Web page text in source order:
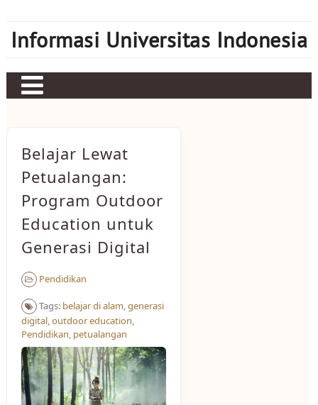
content
Informasi Universitas Indonesia
Sbobet
Mahjong Ways 2
Server Kamboja
Server Thailand
bonus new member
Belajar Lewat
Petualangan:
Program Outdoor
Education untuk
Generasi Digital
Pendidikan
Tags: belajar di alam,generasi
digital,outdoor education,
Pendidikan, petualangan